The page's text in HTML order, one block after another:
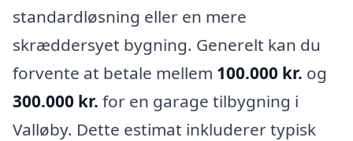
standardløsning eller en mere
skræddersyet bygning. Generelt kan du
forvente at betale mellem 100.000 kr. og
300.000 kr. for en garage tilbygning i
Valløby. Dette estimat inkluderer typisk